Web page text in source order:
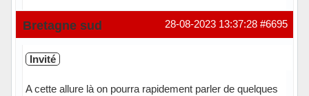
Hors ligne #6695
28-08-2023 13:37:28
Bretagne sud
Invité
A cette allure là on pourra rapidement parler de quelques